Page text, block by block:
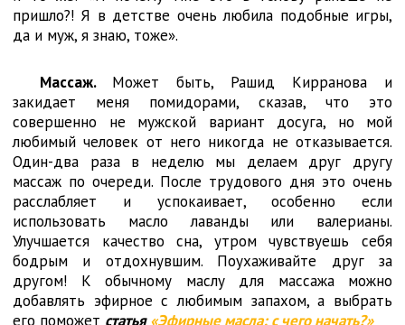
пришло?! Я в детстве очень любила подобные игры,
да и муж, я знаю, тоже».
Массаж. Может быть, Рашид Кирранова и
закидает меня помидорами, сказав, что это
совершенно не мужской вариант досуга, но мой
любимый человек от него никогда не отказывается.
Один-два раза в неделю мы делаем друг другу
массаж по очереди. После трудового дня это очень
расслабляет и успокаивает, особенно если
использовать масло лаванды или валерианы.
Улучшается качество сна, утром чувствуешь себя
бодрым и отдохнувшим. Поухаживайте друг за
другом! К обычному маслу для массажа можно
добавлять эфирное с любимым запахом, а выбрать
его поможет статья«Эфирные масла: с чего начать?»